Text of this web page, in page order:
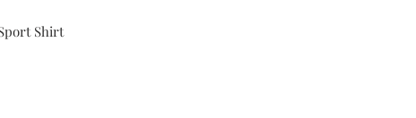
Shirt